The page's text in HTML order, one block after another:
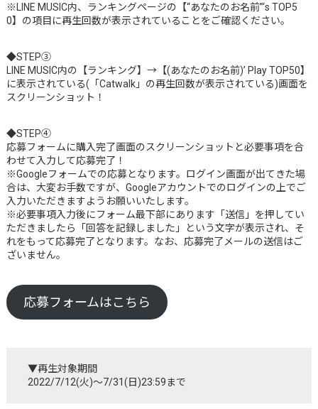
※LINE MUSIC内、ランキングページの【“あなたのお名前”‘s TOP5
0】の項目に再生回数が表示されていることをご確認ください。
◆STEP③
LINE MUSIC内の【ランキング】→【(あなたのお名前)’ Play TOP50】
に表示されている(「Catwalk」の再生回数が表示されている)画面を
スクリーンショット！
◆STEP④
応募フォームに購入完了画面のスクリーンショットと必要事項を合
わせて入力して応募完了！
※Googleフォームでの応募となります。ログイン画面が出てきた場
合は、大変お手数ですが、Googleアカウントでのログインの上でご
入力いただきますようお願いいたします。
※必要事項入力後にフォーム最下部にあります「送信」を押してい
ただきましたら「回答を記録しました」という文字が表示され、そ
れをもって応募完了となります。なお、応募完了メールの送信はご
ざいません。
応募フォームはこちら
▼再生対象期間
2022/7/12(火)～7/31(日)23:59まで